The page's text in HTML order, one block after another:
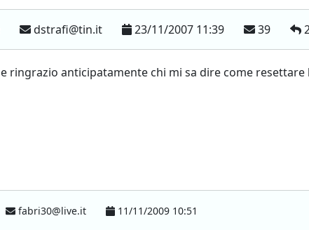
dstrafi@tin.it 23/11/2007 11:39 39
ringrazio anticipatamente chi mi sa dire come
fabri30@live.it 11/11/2009 10:51